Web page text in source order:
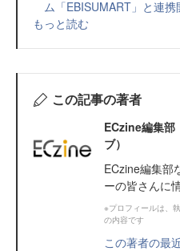
ム「EBISUMART」と連携
もっと読む
この記事の著者
ECzine編集部
ブ）
ECzine編集部
ーの皆さんに
※プロフィールは、
の内容です
この著者の最